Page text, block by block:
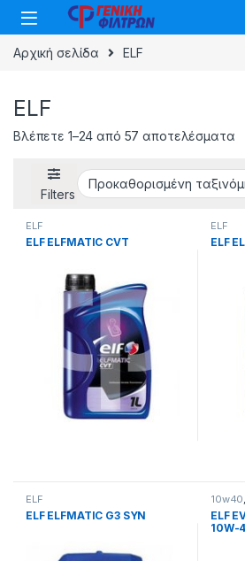
Skip to navigation
Skip to content
Αρχική σελίδα ELF
ELF
Βλέπετε 1–24 από 57 αποτελέσματα
Filters
ELF
ELF ELFMATIC CVT
ELF
ELF
ELF
ELF ELFMATIC G3 SYN
10w40,
ELF
10W-